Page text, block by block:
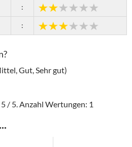
:
:
Gut, Sehr gut)
5 / 5. Anzahl Wertungen: 1